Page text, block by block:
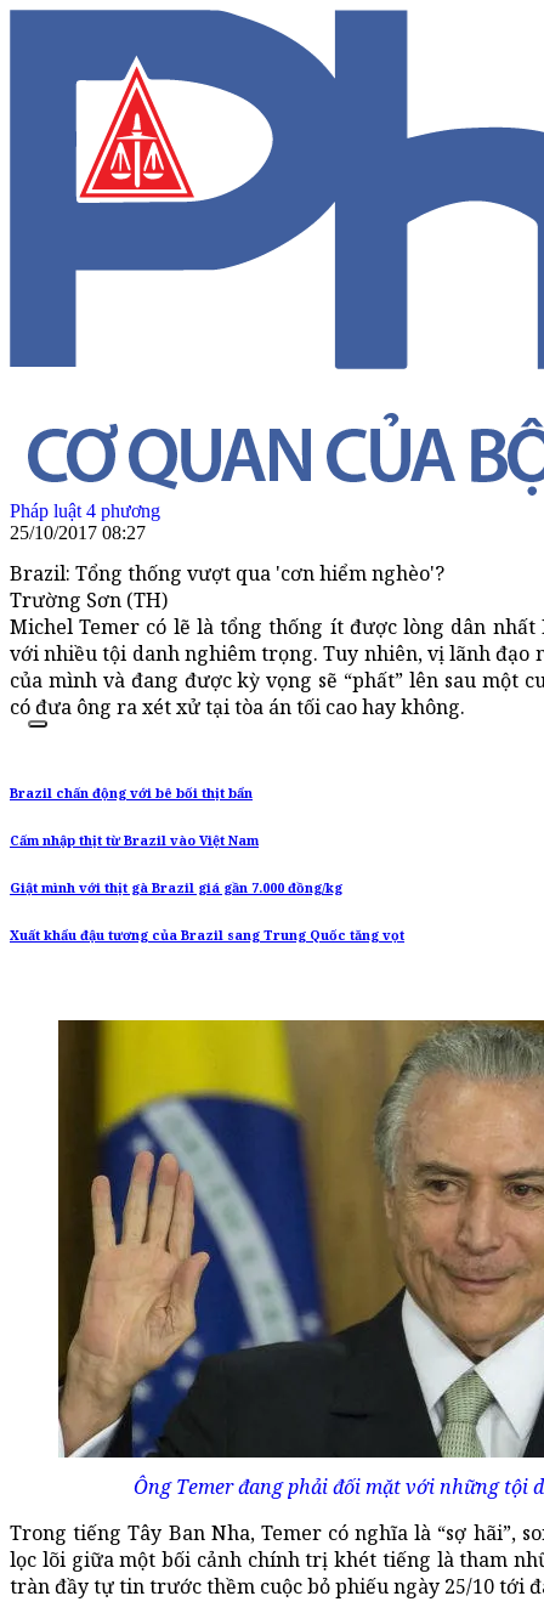
Pháp luật 4 phương
25/10/2017 08:27
Brazil: Tổng thống vượt qua 'cơn hiểm nghèo'?
Trường Sơn (TH)
Michel Temer có lẽ là tổng thống ít được lòng dân
với nhiều tội danh nghiêm trọng. Tuy nhiên, vị lãnh đạo
của mình và đang được kỳ vọng sẽ “phất” lên sau một
có đưa ông ra xét xử tại tòa án tối cao hay không.
Brazil chấn động với bê bối thịt bẩn
Cấm nhập thịt từ Brazil vào Việt Nam
Giật mình với thịt gà Brazil giá gần 7.000 đồng/kg
Xuất khẩu đậu tương của Brazil sang Trung Quốc tăng vọt
Ông Temer đang phải đối mặt với những tội
Trong tiếng Tây Ban Nha, Temer có nghĩa là “sợ hãi”,
lọc lõi giữa một bối cảnh chính trị khét tiếng là tham
tràn đầy tự tin trước thềm cuộc bỏ phiếu ngày 25/10 tới